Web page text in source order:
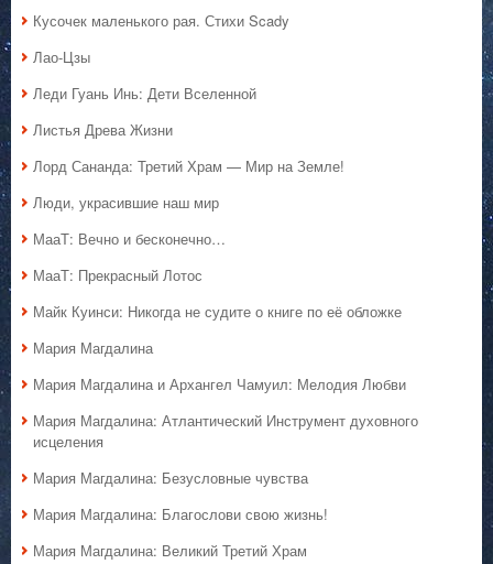
Кусочек маленького рая. Стихи Scady
Лао-Цзы
Леди Гуань Инь: Дети Вселенной
Листья Древа Жизни
Лорд Сананда: Третий Храм — Мир на Земле!
Люди, украсившие наш мир
МааТ: Вечно и бесконечно…
МааТ: Прекрасный Лотос
Майк Куинси: Никогда не судите о книге по её обложке
Мария Магдалина
Мария Магдалина и Архангел Чамуил: Мелодия Любви
Мария Магдалина: Атлантический Инструмент духовного
исцеления
Мария Магдалина: Безусловные чувства
Мария Магдалина: Благослови свою жизнь!
Мария Магдалина: Великий Третий Храм